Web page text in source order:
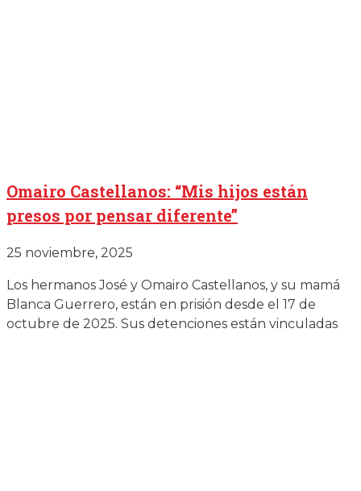
Omairo Castellanos: “Mis hijos están
presos por pensar diferente”
25 noviembre, 2025
Los hermanos José y Omairo Castellanos, y su mamá
Blanca Guerrero, están en prisión desde el 17 de
octubre de 2025. Sus detenciones están vinculadas